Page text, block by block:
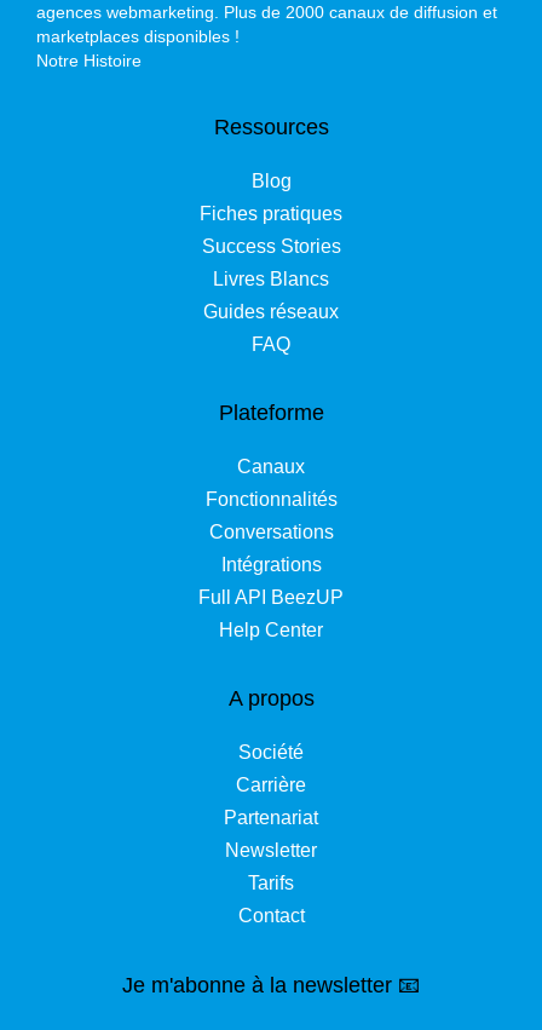
agences webmarketing. Plus de 2000 canaux de diffusion et
marketplaces disponibles !
Notre Histoire
Ressources
Blog
Fiches pratiques
Success Stories
Livres Blancs
Guides réseaux
FAQ
Plateforme
Canaux
Fonctionnalités
Conversations
Intégrations
Full API BeezUP
Help Center
A propos
Société
Carrière
Partenariat
Newsletter
Tarifs
Contact
Je m'abonne à la newsletter 📧